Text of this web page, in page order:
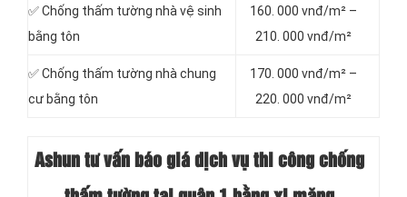
✅ Chống thấm tường nhà vệ sinh
bằng tôn
160. 000 vnđ/m² –
210. 000 vnđ/m²
✅ Chống thấm tường nhà chung
cư bằng tôn
170. 000 vnđ/m² –
220. 000 vnđ/m²
Ashun tư vấn báogiá dịch vụ thi công chống